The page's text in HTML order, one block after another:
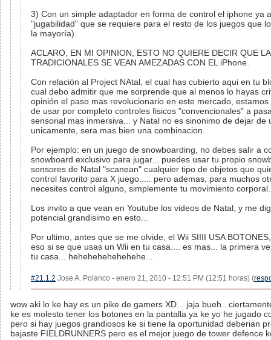
3) Con un simple adaptador en forma de control el iphone ya
"jugabilidad" que se requiere para el resto de los juegos que
la mayoría).
ACLARO, EN MI OPINION, ESTO NO QUIERE DECIR QUE
TRADICIONALES SE VEAN AMEZADAS CON EL iPhone.
Con relación al Project NAtal, el cual has cubierto aqui en tu
cual debo admitir que me sorprende que al menos lo hayas
opinión el paso mas revolucionario en este mercado,
de usar por completo controles fisicos "convencionales" a
sensorial mas inmersiva... y Natal no es sinonimo de dejar de
unicamente, sera mas bien una combinacion.
Por ejemplo: en un juego de snowboarding, no debes salir a
snowboard exclusivo para jugar... puedes usar tu propio
sensores de Natal "scanean" cualquier tipo de objetos que
control favorito para X juego..... pero ademas, para muchos
necesites control alguno, simplemente tu movimiento corporal.
Los invito a que vean en Youtube los videos de Natal, y me
potencial grandisimo en esto...
Por ultimo, antes que se me olvide, el Wii SIIII USA
eso si se que usas un Wii en tu casa.... es mas... la primera
tu casa... hehehehehehehehe...
#21.1.2 Jose A. Polanco - enero 21, 2010 - 12:51 PM (12:51 horas) (
wow aki lo ke hay es un pike de gamers XD... jaja bueh..
ke es molesto tener los botones en la pantalla ya ke yo he jugado
pero si hay juegos grandiosos ke si tiene la oportunidad deberian
bajaste FIELDRUNNERS pero es el mejor juego de tower defence